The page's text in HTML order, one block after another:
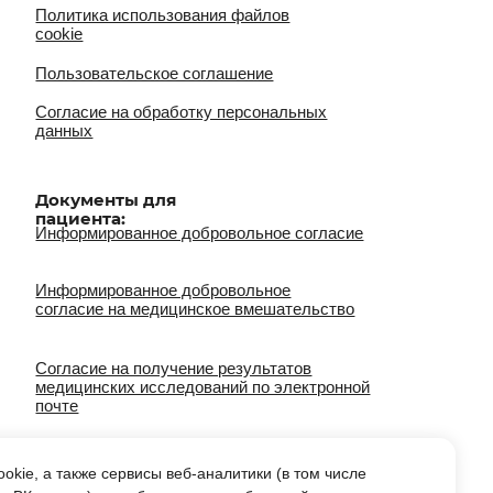
а также сервисы веб-аналитики (в том числе
получение результатов
исследований по электронной
фото/видео съемку
на лечение
медицинское вмешательство